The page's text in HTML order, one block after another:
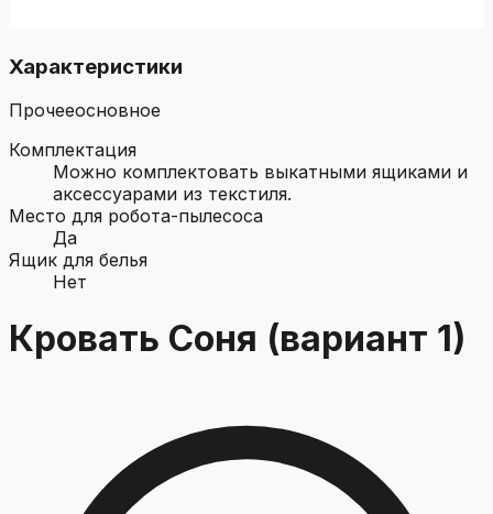
Характеристики
Прочееосновное
Комплектация
Можно комплектовать выкатными ящиками и
аксессуарами из текстиля.
Место для робота-пылесоса
Да
Ящик для белья
Нет
Кровать Соня (вариант 1)